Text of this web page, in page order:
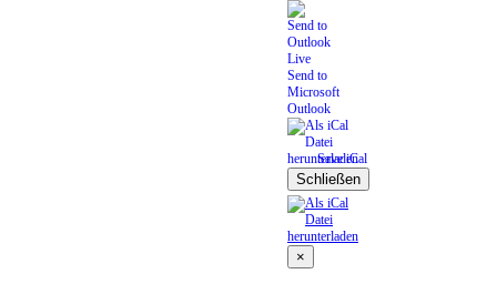
Send to
Microsoft
Outlook
Save iCal
Schließen
×